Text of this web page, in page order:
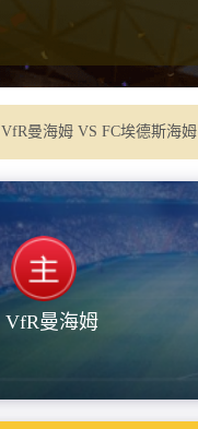
VfR曼海姆 VS FC埃德斯海姆
VfR曼海姆